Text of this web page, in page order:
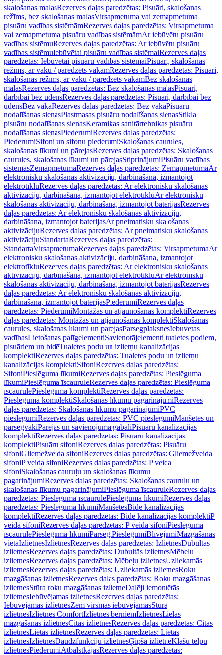
skalošanas malasRezerves daļas paredzētas: Pisuāri, skalošanas
režīms, bez skalošanas malasVirsapmetuma vai zemapmetuma
pisuāru vadības sistēmāmRezerves daļas paredzētas: Virsapmetuma
vai zemapmetuma pisuāru vadības sistēmāmAr iebūvētu pisuāru
vadības sistēmuRezerves daļas paredzētas: Ar iebūvētu pisuāru
vadības sistēmuIebūvētai pisuāru vadības sistēmaiRezerves daļas
paredzētas: Iebūvētai pisuāru vadības sistēmaiPisuāri, skalošanas
režīms, ar vāku / paredzēts vākamRezerves daļas paredzētas: Pisuāri,
skalošanas režīms, ar vāku / paredzēts vākamBez skalošanas
malasRezerves daļas paredzētas: Bez skalošanas malasPisuāri,
darbībai bez ūdensRezerves daļas paredzētas: Pisuāri, darbībai bez
ūdensBez vākaRezerves daļas paredzētas: Bez vākaPisuāru
nodalīšanas sienasPlastmasas pisuāru nodalīšanas sienasStikla
pisuāru nodalīšanas sienasKeramikas sanitārtehnikas pisuāru
nodalīšanas sienasPiederumiRezerves daļas paredzētas:
PiederumiSifoni un sifonu piederumiSkalošanas caurules,
skalošanas līkumi un pārejasRezerves daļas paredzētas: Skalošanas
caurules, skalošanas līkumi un pārejasStiprinājumiPisuāru vadības
sistēmasZemapmetumaRezerves daļas paredzētas: ZemapmetumaAr
elektronisku skalošanas aktivizāciju, darbināšana, izmantojot
elektrotīkluRezerves daļas paredzētas: Ar elektronisku skalošanas
aktivizāciju, darbināšana, izmantojot elektrotīkluAr elektronisku
skalošanas aktivizāciju, darbināšana, izmantojot baterijasRezerves
daļas paredzētas: Ar elektronisku skalošanas aktivizāciju,
darbināšana, izmantojot baterijasAr pneimatisku skalošanas
aktivizācijuRezerves daļas paredzētas: Ar pneimatisku skalošanas
aktivizācijuStandartaRezerves daļas paredzētas:
StandartaVirsapmetumaRezerves daļas paredzētas: VirsapmetumaAr
elektronisku skalošanas aktivizāciju, darbināšana, izmantojot
elektrotīkluRezerves daļas paredzētas: Ar elektronisku skalošanas
aktivizāciju, darbināšana, izmantojot elektrotīkluAr elektronisku
skalošanas aktivizāciju, darbināšana, izmantojot baterijasRezerves
daļas paredzētas: Ar elektronisku skalošanas aktivizāciju,
darbināšana, izmantojot baterijasPiederumiRezerves daļas
paredzētas: PiederumiMontāžas un atjaunošanas komplektiRezerves
daļas paredzētas: Montāžas un atjaunošanas komplektiSkalošanas
caurules, skalošanas līkumi un pārejasPārsegplāksnesIebūvētas
vadībasLietošanas palīgelementiSavienotājelementi tualetes podiem,
pisuāriem un bidēTualetes podu un izlietņu kanalizācijas
komplektiRezerves daļas paredzētas: Tualetes podu un izlietņu
kanalizācijas komplektiSifoniRezerves daļas paredzētas:
SifoniPieslēguma līkumiRezerves daļas paredzētas: Pieslēguma
līkumiPieslēguma īscauruleRezerves daļas paredzētas: Pieslēguma
īscaurulePieslēguma komplektiRezerves daļas paredzētas:
Pieslēguma komplektiSkalošanas līkumu pagarinājumiRezerves
daļas paredzētas: Skalošanas līkumu pagarinājumiPVC
pieslēgumiRezerves daļas paredzētas: PVC pieslēgumiManšetes un
pārsegvākiPārejas un savienojuma gabaliPisuāru kanalizācijas
komplektiRezerves daļas paredzētas: Pisuāru kanalizācijas
komplektiPisuāru sifoniRezerves daļas paredzētas: Pisuāru
sifoniGliemežveida sifoniRezerves daļas paredzētas: Gliemežveida
sifoniP veida sifoniRezerves daļas paredzētas: P veida
sifoniSkalošanas cauruļu un skalošanas līkumu
pagarinājumiRezerves daļas paredzētas: Skalošanas cauruļu un
skalošanas līkumu pagarinājumiPieslēguma īscauruleRezerves daļas
paredzētas: Pieslēguma īscaurulePieslēguma līkumiRezerves daļas
paredzētas: Pieslēguma līkumiManšetesBidē kanalizācijas
komplektiRezerves daļas paredzētas: Bidē kanalizācijas komplektiP
veida sifoniRezerves daļas paredzētas: P veida sifoniPieslēguma
īscaurulePieslēguma līkumiPārsegiPieslēgumiBlīvējumiMazgāšanas
vietaIzlietnesIzlietnesRezerves daļas paredzētas: IzlietnesDubultās
izlietnesRezerves daļas paredzētas: Dubultās izlietnesMēbeļu
izlietnesRezerves daļas paredzētas: Mēbeļu izlietnesUzliekamās
izlietnesRezerves daļas paredzētas: Uzliekamās izlietnesRoku
mazgāšanas izlietnesRezerves daļas paredzētas: Roku mazgāšanas
izlietnesStūra roku mazgāšanas izlietneDaļēji iemontētās
izlietnesIebūvējamas izlietnesRezerves daļas paredzētas:
Iebūvējamas izlietnesZem virsmas iebūvējamasStūra
izlietnesIzlietnes ComfortIzlietnes bērniemIzlietnesLielās
mazgāšanas izlietnesCitas izlietnesRezerves daļas paredzētas: Citas
izlietnesLietās izlietnesRezerves daļas paredzētas: Lietās
izlietnesIzlietnesDaudzfunkciju izlietnesĢipša izlietneKlašu telpu
izlietnesPiederumiAtbalstkājasRezerves daļas paredzētas: